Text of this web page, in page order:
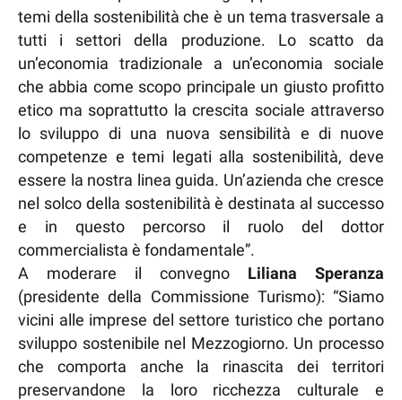
temi della sostenibilità che è un tema trasversale a
tutti i settori della produzione. Lo scatto da
un’economia tradizionale a un’economia sociale
che abbia come scopo principale un giusto profitto
etico ma soprattutto la crescita sociale attraverso
lo sviluppo di una nuova sensibilità e di nuove
competenze e temi legati alla sostenibilità, deve
essere la nostra linea guida. Un’azienda che cresce
nel solco della sostenibilità è destinata al successo
e in questo percorso il ruolo del dottor
commercialista è fondamentale”.
A moderare il convegno Liliana Speranza
(presidente della Commissione Turismo): “Siamo
vicini alle imprese del settore turistico che portano
sviluppo sostenibile nel Mezzogiorno. Un processo
che comporta anche la rinascita dei territori
preservandone la loro ricchezza culturale e